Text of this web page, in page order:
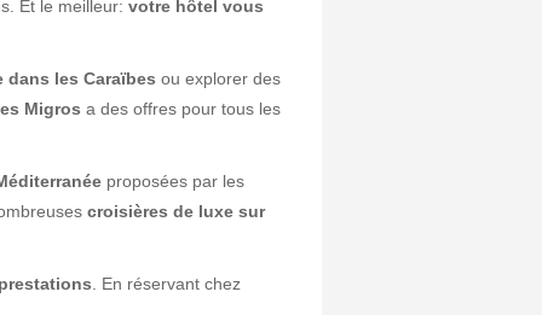
Et le meilleur: votre hôtel vous
dans les Caraïbes ou explorer des
Migros a des offres pour tous les
proposées par les
croisières de luxe sur
. En réservant chez